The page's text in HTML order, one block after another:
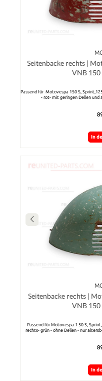
Seitenbacke rechts |
VNB 150
Passend für Motovespa 150 S,
- rot- mit geringen Dellen und
In
Seitenbacke rechts |
VNB 150
Passend für Motovespa 1 50 S,
rechts- grün - ohne Dellen - nur
In